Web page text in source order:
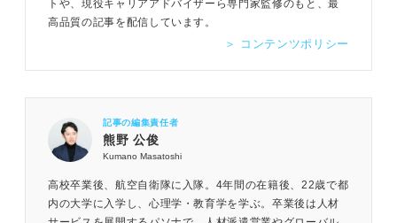
トや、現役キャリアアドバイザーら専門家監修のもと、最
高品質の記事を配信しています。
＞ コンテンツポリシー
記事の編集責任者
熊野 公俊
Kumano Masatoshi
高校卒業後、航空自衛隊に入隊。4年間の在籍後、22歳で都
内の大学に入学し、心理学・教育学を学ぶ。卒業後は人材